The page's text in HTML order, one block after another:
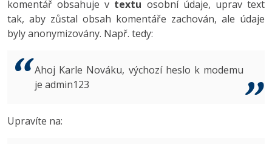
React
Spring
ASP.NET MVC
Best practices
UML a návrhové vzory
MySQL/MariaDB
MS-SQL
Systémový administrátor
3D grafik
Kotlin -80%
VB.NET
Business
Copywriting
Adobe After Effects
Inkscape
komentář obsahuje v textu osobní údaje, uprav text
tak, aby zůstal obsah komentáře zachován, ale údaje
byly anonymizovány. Např. tedy:
Ahoj Karle Nováku, výchozí heslo k modemu
je admin123
Upravíte na: